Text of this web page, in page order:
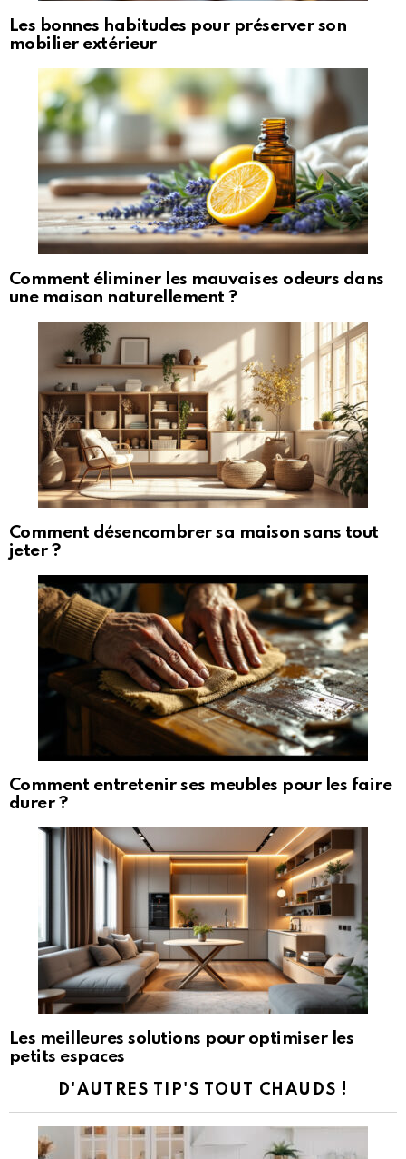
Les bonnes habitudes pour préserver son
mobilier extérieur
Comment éliminer les mauvaises odeurs dans
une maison naturellement ?
Comment désencombrer sa maison sans tout
jeter ?
Comment entretenir ses meubles pour les faire
durer ?
Les meilleures solutions pour optimiser les
petits espaces
D'AUTRES TIP'S TOUT CHAUDS !